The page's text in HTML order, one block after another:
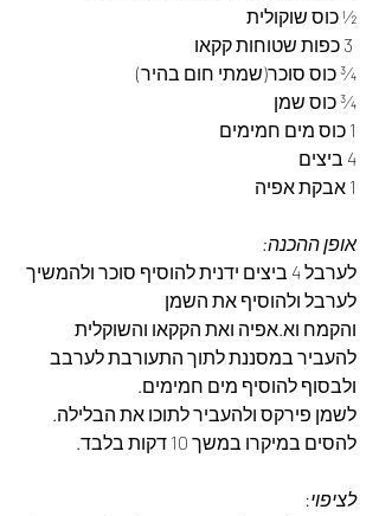
½ כוס שוקולית
¾ כוס סוכר(שמתי חום בהיר)
¾ כוס שמן
1 כוס מים חמימים
4 ביצים
1 אבקת אפיה
אופן ההכנה:
לערבל 4 ביצים ידנית להוסיף סוכר ולהמשיך
לערבל ולהוסיף את השמן
והקמח וא.אפיה ואת הקקאו והשוקלית
להעביר במסננת לתוך התעורבת לערבב
ולבסוף להוסיף מים חמימים.
לשמן פירקס ולהעביר לתוכו את הבלילה.
להסים במיקרו במשך 10 דקות בלבד.
לציפוי: